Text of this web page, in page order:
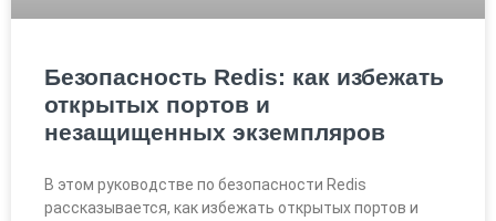
Безопасность Redis: как избежать
открытых портов и
незащищенных экземпляров
В этом руководстве по безопасности Redis
рассказывается, как избежать открытых портов и